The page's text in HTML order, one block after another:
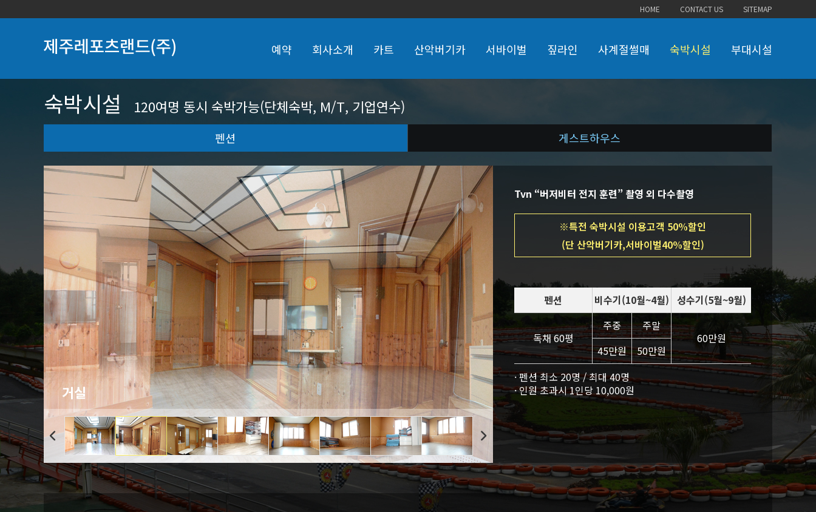
HOME CONTACT US SITEMAP
예약 회사소개 카트 산악버기카 서바이벌 짚라인 사계절썰매 숙박시설 부대시설
숙박시설 120여명 동시 숙박가능(단체숙박, M/T, 기업연수)
펜션 게스트하우스
거실
거실
Tvn “버저비터 전지 훈련” 촬영 외 다수촬영
※특전 숙박시설 이용고객 50%할인
(단 산악버기카,서바이벌40%할인)
펜션 비수기(10월~4월) 성수기(5월~9월)
독채 60평
주중
주말
60만원
45만원
50만원
· 펜션 최소 20명 / 최대 40명
· 인원 초과시 1인당 10,000원